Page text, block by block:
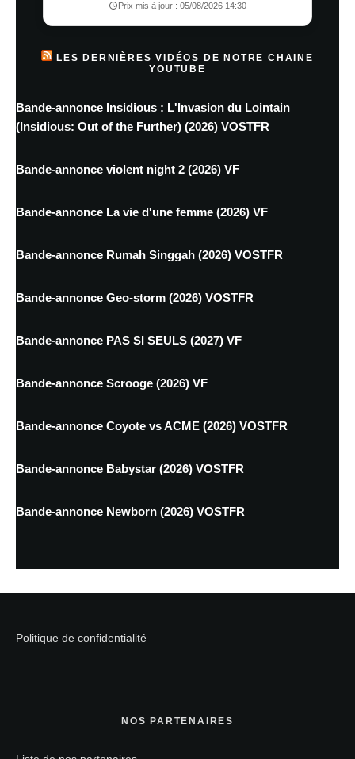
Prix mis à jour : 05/08/2026 14:30
LES DERNIÈRES VIDÉOS DE NOTRE CHAINE
YOUTUBE
Bande-annonce Insidious : L'Invasion du Lointain
(Insidious: Out of the Further) (2026) VOSTFR
Bande-annonce violent night 2 (2026) VF
Bande-annonce La vie d'une femme (2026) VF
Bande-annonce Rumah Singgah (2026) VOSTFR
Bande-annonce Geo-storm (2026) VOSTFR
Bande-annonce PAS SI SEULS (2027) VF
Bande-annonce Scrooge (2026) VF
Bande-annonce Coyote vs ACME (2026) VOSTFR
Bande-annonce Babystar (2026) VOSTFR
Bande-annonce Newborn (2026) VOSTFR
Politique de confidentialité
NOS PARTENAIRES